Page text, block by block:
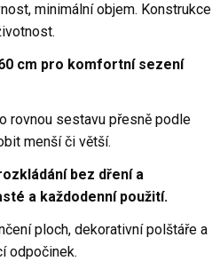
minimální objem. Konstrukce
cm pro komfortní sezení
rovnou sestavu přesně podle
menší či větší.
bez dření a
a každodenní použití.
ploch, dekorativní polštáře a
odpočinek.